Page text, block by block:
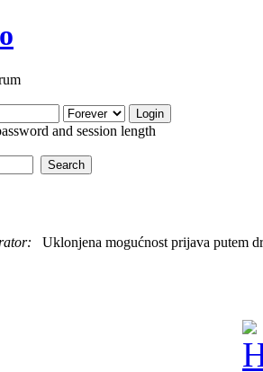
and session length
Uklonjena mogućnost prijava putem